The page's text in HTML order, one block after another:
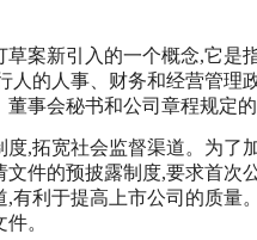
案新引入的一个概念,它是
人的人事、财务和经营管理
董事会秘书和公司章程规定
,拓宽社会监督渠道。为了
文件的预披露制度,要求首次
,有利于提高上市公司的质量
。